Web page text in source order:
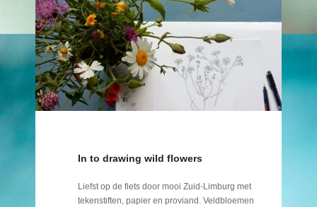
In to drawing wild flowers
Liefst op de fiets door mooi Zuid-Limburg met
tekenstiften, papier en proviand. Veldbloemen